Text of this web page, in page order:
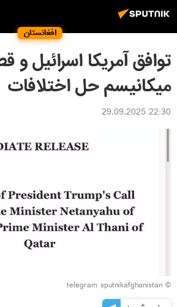
افغانستان
توافق آمریکا اسرائیل و
میکانیسم حل اختلافات
22:30 29.09.2025
© telegram sputnikafghanistan